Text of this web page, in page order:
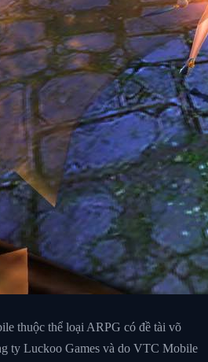
thuộc thể loại ARPG có đề tài võ
ty Luckoo Games và do VTC Mobile